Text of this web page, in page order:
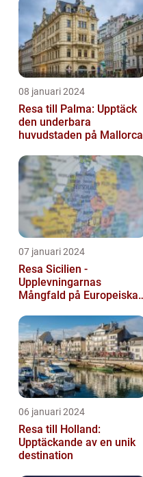
08 januari 2024
Resa till Palma: Upptäck
den underbara
huvudstaden på Mallorca
07 januari 2024
Resa Sicilien -
Upplevningarnas
Mångfald på Europeiska
06 januari 2024
Resa till Holland:
Upptäckande av en unik
destination